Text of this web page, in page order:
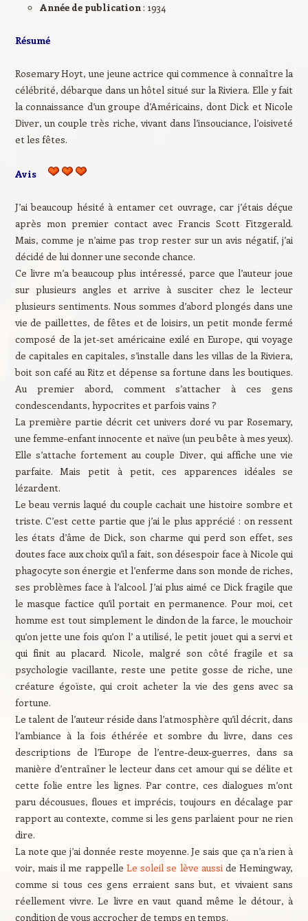
Année de publication: 1934
Résumé
Rosemary Hoyt, une jeune actrice qui commence à connaître la
célébrité, débarque dans un hôtel situé sur la Riviera. Elle y fait
la connaissance d’un groupe d’Américains, dont Dick et Nicole
Diver, un couple très riche, vivant dans l’insouciance, l’oisiveté
et les fêtes.
Avis
J’ai beaucoup hésité à entamer cet ouvrage, car j’étais déçue
après mon premier contact avec Francis Scott Fitzgerald.
Mais, comme je n’aime pas trop rester sur un avis négatif, j’ai
décidé de lui donner une seconde chance.
Ce livre m’a beaucoup plus intéressé, parce que l’auteur joue
sur plusieurs angles et arrive à susciter chez le lecteur
plusieurs sentiments. Nous sommes d’abord plongés dans une
vie de paillettes, de fêtes et de loisirs, un petit monde fermé
composé de la jet-set américaine exilé en Europe, qui voyage
de capitales en capitales, s’installe dans les villas de la Riviera,
boit son café au Ritz et dépense sa fortune dans les boutiques.
Au premier abord, comment s’attacher à ces gens
condescendants, hypocrites et parfois vains ?
La première partie décrit cet univers doré vu par Rosemary,
une femme-enfant innocente et naïve (un peu bête à mes yeux).
Elle s’attache fortement au couple Diver, qui affiche une vie
parfaite. Mais petit à petit, ces apparences idéales se
lézardent.
Le beau vernis laqué du couple cachait une histoire sombre et
triste. C’est cette partie que j’ai le plus apprécié : on ressent
les états d’âme de Dick, son charme qui perd son effet, ses
doutes face aux choix qu’il a fait, son désespoir face à Nicole qui
phagocyte son énergie et l’enferme dans son monde de riches,
ses problèmes face à l’alcool. J’ai plus aimé ce Dick fragile que
le masque factice qu’il portait en permanence. Pour moi, cet
homme est tout simplement le dindon de la farce, le mouchoir
qu’on jette une fois qu’on l’ a utilisé, le petit jouet qui a servi et
qui finit au placard. Nicole, malgré son côté fragile et sa
psychologie vacillante, reste une petite gosse de riche, une
créature égoïste, qui croit acheter la vie des gens avec sa
fortune.
Le talent de l’auteur réside dans l’atmosphère qu’il décrit, dans
l’ambiance à la fois éthérée et sombre du livre, dans ces
descriptions de l’Europe de l’entre-deux-guerres, dans sa
manière d’entraîner le lecteur dans cet amour qui se délite et
cette folie entre les lignes. Par contre, ces dialogues m’ont
paru décousues, floues et imprécis, toujours en décalage par
rapport au contexte, comme si les gens parlaient pour ne rien
dire.
La note que j’ai donnée reste moyenne. Je sais que ça n’a rien à
voir, mais il me rappelle Le soleil se lève ausside Hemingway,
comme si tous ces gens erraient sans but, et vivaient sans
réellement vivre. Le livre en vaut quand même le détour, à
condition de vous accrocher de temps en temps.